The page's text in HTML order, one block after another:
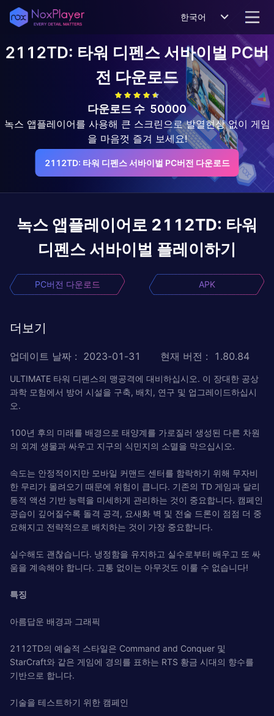
한국어
2112TD: 타워 디펜스 서바이벌 PC버
전 다운로드
다운로드 수 50000
녹스 앱플레이어를 사용해 큰 스크린으로 발열현상 없이 게임
을 마음껏 즐겨 보세요!
2112TD: 타워 디펜스 서바이벌 PC버전 다운로드
녹스 앱플레이어로 2112TD: 타워
디펜스 서바이벌 플레이하기
PC버전 다운로드 APK
더보기
업데이트 날짜 : 2023-01-31 현재 버전 : 1.80.84
ULTIMATE 타워 디펜스의 맹공격에 대비하십시오. 이 장대한 공상
과학 모험에서 방어 시설을 구축, 배치, 연구 및 업그레이드하십시
오.
100년 후의 미래를 배경으로 태양계를 가로질러 생성된 다른 차원
의 외계 생물과 싸우고 지구의 식민지의 소멸을 막으십시오.
속도는 안정적이지만 모바일 커맨드 센터를 함락하기 위해 무자비
한 무리가 몰려오기 때문에 위험이 큽니다. 기존의 TD 게임과 달리
동적 액션 기반 능력을 미세하게 관리하는 것이 중요합니다. 캠페인
공습이 깊어질수록 돌격 공격, 요새화 벽 및 전술 드론이 점점 더 중
요해지고 전략적으로 배치하는 것이 가장 중요합니다.
실수해도 괜찮습니다. 냉정함을 유지하고 실수로부터 배우고 또 싸
움을 계속해야 합니다. 고통 없이는 아무것도 이룰 수 없습니다!
특징
아름답운 배경과 그래픽
2112TD의 예술적 스타일은 Command and Conquer 및
StarCraft와 같은 게임에 경의를 표하는 RTS 황금 시대의 향수를
기반으로 합니다.
기술을 테스트하기 위한 캠페인